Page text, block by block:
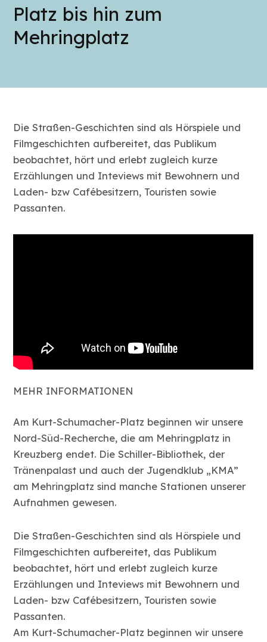
Platz bis hin zum
Mehringplatz
Die Straßen-Geschichten sind als Hörspiele und
Filmgeschichten aufbereitet, das Publikum
beobachtet, hört und erlebt zugleich kurze
Erzählungen und Inteviews mit Bewohnern und
Laden- bzw Cafébesitzern, Touristen sowie
Passanten.
MEHR INFORMATIONEN
Am Kurt-Schumacher-Platz beginnen wir unsere
Nord-Süd-Recherche, die am Mehringplatz in
Kreuzberg endet. Die Schiller-Bibliothek, der
Tränenpalast und auch der Jugendklub „KMA”
am Mehringplatz sind manche Stationen unserer
Aufnahmen gewesen.
Die Straßen-Geschichten sind als Hörspiele und
Filmgeschichten aufbereitet, das Publikum
beobachtet, hört und erlebt zugleich kurze
Erzählungen und Inteviews mit Bewohnern und
Laden- bzw Cafébesitzern, Touristen sowie
Passanten.
Am Kurt-Schumacher-Platz beginnen wir unsere